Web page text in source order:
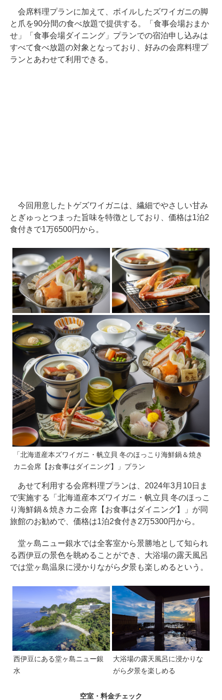
会席料理プランに加えて、ボイルしたズワイガニの脚
と爪を90分間の食べ放題で提供する。「食事会場おまか
せ」「食事会場ダイニング」プランでの宿泊申し込みは
すべて食べ放題の対象となっており、好みの会席料理プ
ランとあわせて利用できる。
今回用意したトゲズワイガニは、繊細でやさしい甘み
とぎゅっとつまった旨味を特徴としており、価格は1泊2
食付きで1万6500円から。
「北海道産本ズワイガニ・帆立貝 冬のほっこり海鮮鍋＆焼き
カニ会席【お食事はダイニング】」プラン
あせて利用する会席料理プランは、2024年3月10日ま
で実施する「北海道産本ズワイガニ・帆立貝 冬のほっこ
り海鮮鍋＆焼きカニ会席【お食事はダイニング】」が同
旅館のお勧めで、価格は1泊2食付き2万5300円から。
堂ヶ島ニュー銀水では全客室から景勝地として知られ
る西伊豆の景色を眺めることができ、大浴場の露天風呂
では堂ヶ島温泉に浸かりながら夕景も楽しめるという。
西伊豆にある堂ヶ島ニュー銀
水
大浴場の露天風呂に浸かりな
がら夕景を楽しめる
空室・料金チェック